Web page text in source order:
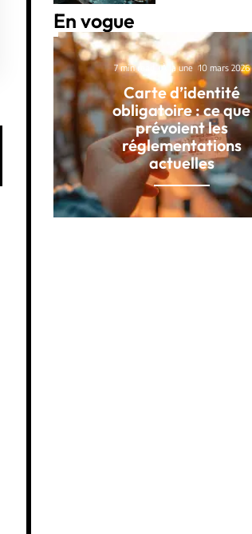
En vogue
7 min read À la une 10 mars 2026
Carte d’identité
obligatoire : ce que
prévoient les
réglementations
actuelles